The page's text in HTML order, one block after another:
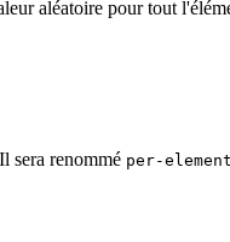
aléatoire pour tout
sera renommé per-element